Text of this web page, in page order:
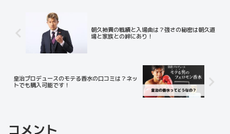
朝久裕貴の戦績と入場曲は？強さの秘密は朝久道
場と家族との絆にあり！
皇治プロデュースのモテる香水の口コミは？ネッ
トでも購入可能です！
コメント